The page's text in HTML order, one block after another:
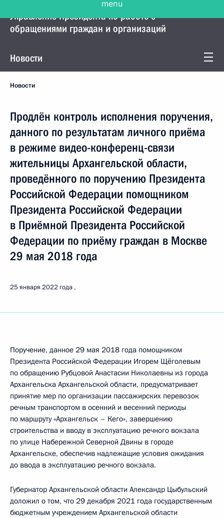
Управление Президента по работе с
обращениями граждан и организаций
Новости
Новости
Продлён контроль исполнения поручения,
данного по результатам личного приёма
в режиме видео-конференц-связи
жительницы Архангельской области,
проведённого по поручению Президента
Российской Федерации помощником
Президента Российской Федерации
в Приёмной Президента Российской
Федерации по приёму граждан в Москве
29 мая 2018 года
25 января 2022 года
Поручение, данное 29 мая 2018 года помощником
Президента Российской Федерации Игорем Щёголевым
по обращению Рубцовой Анастасии Николаевны из города
Архангельска Архангельской области, предусматривает
принятие мер по организации пассажирских перевозок
речным транспортом в осенний и весенний периоды
по маршруту «Архангельск – Кего», завершению
строительства и вводу в эксплуатацию речного вокзала
по улице Набережной Северной Двины в городе
Архангельске, обеспечив надлежащие условия ожидания
до ввода в эксплуатацию речного вокзала.
Губернатор Архангельской области Александр Цыбульский
доложил о том, что 29 декабря 2021 года государственным
бюджетным учреждением Архангельской области